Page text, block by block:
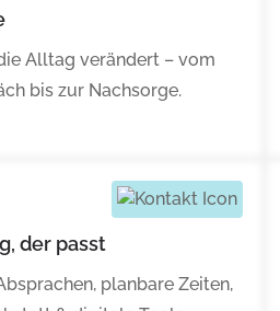
Alltag verändert – vom
bis zur Nachsorge.
der passt
planbare Zeiten,